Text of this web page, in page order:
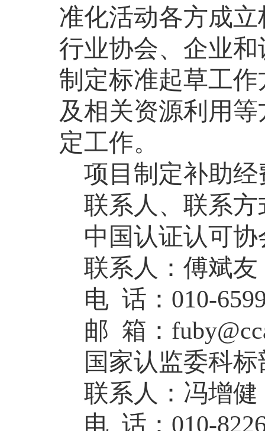
准化活动各方成
行业协会、企业
制定标准起草工
及相关资源利用
定工作。
项目制定补助
联系人、联系方
中国认证认可协
联系人：傅斌友
电 话：010-
邮 箱：
国家认监委科标
联系人：冯增健
电 话：010-